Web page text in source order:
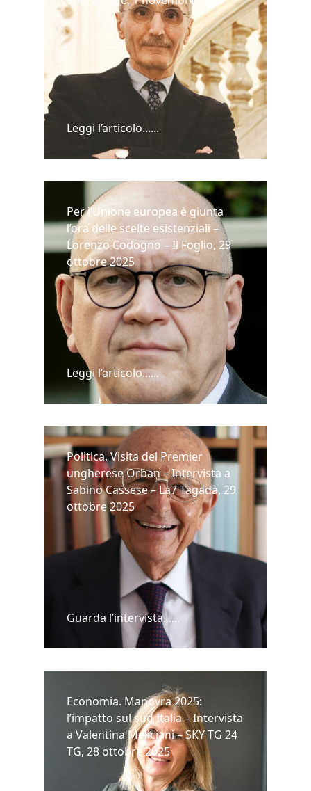
Leggi l’articolo......
Per l’Unione europea è giunta
l’ora delle scelte esistenziali –
Lorenzo Codogno – Il Foglio, 29
ottobre 2025
Leggi l’articolo......
Politica. Visita del Premier
ungherese Orban – Intervista a
Sabino Cassese – La7 Tagadà, 29
ottobre 2025
Guarda l’intervista......
Economia. Manovra 2025:
l’impatto sul sud Italia – Intervista
a Valentina Meliciani – SKY TG 24
TG, 28 ottobre 2025